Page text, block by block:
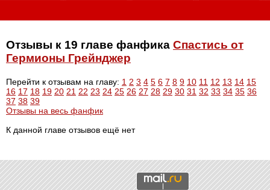
Отзывы к 19 главе фанфика Спастись от
Гермионы Грейнджер
Перейти к отзывам на главу: 1 2 3 4 5 6 7 8 9 10 11 12 13 14 15
16 17 18 19 20 21 22 23 24 25 26 27 28 29 30 31 32 33 34 35 36
37 38 39
Отзывы на весь фанфик
К данной главе отзывов ещё нет